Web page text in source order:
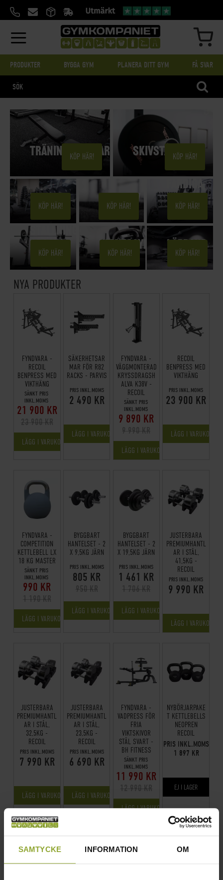
SAMTYCKE INFORMATION OM
TILL
PRODUKTER BYGGA GYM PLANERA DITT GYM FÅ SVAR
TRÄNINGSBÄNKAR
KÖP HÄR! SKIVSTÄNGER
KÖP HÄR!
HANTLAR
KÖP HÄR!
GYMGOLV
KÖP HÄR!
FÄRDIGA
PAKET
KÖP HÄR!
STÄLLNINGAR
/ RACKS
KÖP HÄR!
HEMMAGYM
KÖP HÄR!
LÖPBAND
KÖP HÄR!
NYA PRODUKTER
FYNDVARA -
RECOIL
BENPRESS MED
VIKTHÄNG
SÄNKT PRIS
INKL.MOMS
21 900 KR
23 900 KR
LÄGG I VARUKORGEN
SÄKERHETSAR
MAR FÖR R82
RACKS - PARVIS
PRIS INKL.MOMS
2 490 KR
LÄGG I VARUKORGEN
FYNDVARA -
VÄGGMONTERAD
KRYSSDRAGSH
ALVA K38V -
RECOIL
SÄNKT PRIS
INKL.MOMS
9 890 KR
9 990 KR
LÄGG I VARUKORGEN
RECOIL
BENPRESS MED
VIKTHÄNG
PRIS INKL.MOMS
23 900 KR
LÄGG I VARUKORGEN
FYNDVARA -
COMPETITION
KETTLEBELL LX
18 KG MASTER
SÄNKT PRIS
INKL.MOMS
990 KR
1 190 KR
LÄGG I VARUKORGEN
BYGGBART
HANTELSET - 2
X 9,5KG JÄRN
PRIS INKL.MOMS
805 KR
950 KR
LÄGG I VARUKORGEN
BYGGBART
HANTELSET - 2
X 19,5KG JÄRN
PRIS INKL.MOMS
1 461 KR
1 706 KR
LÄGG I VARUKORGEN
JUSTERBARA
PREMIUMHANTL
AR I STÅL,
41,5KG -
RECOIL
PRIS INKL.MOMS
9 990 KR
LÄGG I VARUKORGEN
JUSTERBARA
PREMIUMHANTL
AR I STÅL,
32,5KG -
RECOIL
PRIS INKL.MOMS
7 990 KR
LÄGG I VARUKORGEN
JUSTERBARA
PREMIUMHANTL
AR I STÅL,
23,5KG -
RECOIL
PRIS INKL.MOMS
6 690 KR
LÄGG I VARUKORGEN
FYNDVARA -
VADPRESS FÖR
FRIA
VIKTSKIVOR
STÅL SVART -
BH FITNESS
SÄNKT PRIS
INKL.MOMS
11 990 KR
12 990 KR
LÄGG I VARUKORGEN
NYBÖRJARPAKE
T KETTLEBELLS
NEOPREN
RECOIL
PRIS INKL.MOMS
1 897 KR
EJ I LAGER